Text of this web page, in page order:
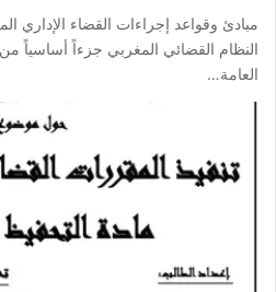
مبادئ وقواعد إجراءات القضاء الإداري
النظام القضائي المغربي جزءاً أساسياً
العامة…